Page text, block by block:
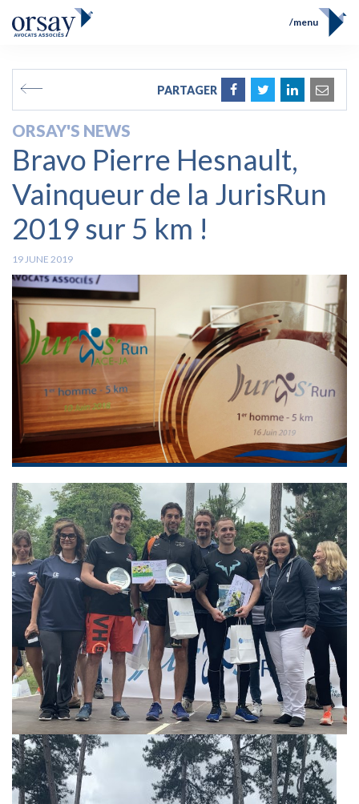
FR
menu
Expertises
Prix et Distinctions
Opérations
News
Contact
PARTAGER
ORSAY'S NEWS
Bravo Pierre Hesnault,
Vainqueur de la JurisRun
2019 sur 5 km !
19 JUNE 2019